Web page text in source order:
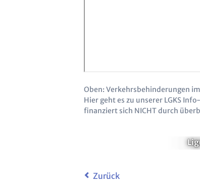
Oben: Verkehrsbehinderungen
Hier geht es zu unserer LGKS
finanziert sich NICHT durch
Zurück